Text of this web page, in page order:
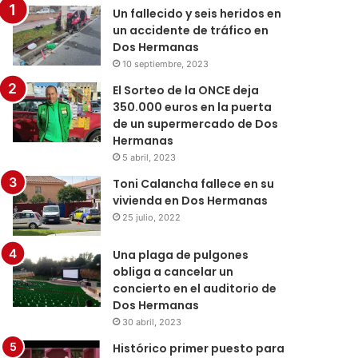
Un fallecido y seis heridos en
un accidente de tráfico en
Dos Hermanas
10 septiembre, 2023
El Sorteo de la ONCE deja
350.000 euros en la puerta
de un supermercado de Dos
Hermanas
5 abril, 2023
Toni Calancha fallece en su
vivienda en Dos Hermanas
25 julio, 2022
Una plaga de pulgones
obliga a cancelar un
concierto en el auditorio de
Dos Hermanas
30 abril, 2023
Histórico primer puesto para